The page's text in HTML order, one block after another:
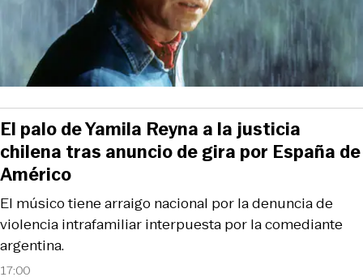
17:00
El músico tiene arraigo nacional por la denuncia de
violencia intrafamiliar interpuesta por la comediante
argentina.
El palo de Yamila Reyna a la justicia
chilena tras anuncio de gira por España de
Américo